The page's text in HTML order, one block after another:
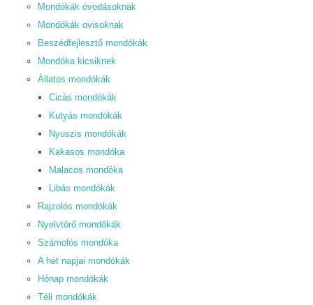
Mondókák óvodásoknak
Mondókák ovisoknak
Beszédfejlesztő mondókák
Mondóka kicsiknek
Állatos mondókák
Cicás mondókák
Kutyás mondókák
Nyuszis mondókák
Kakasos mondóka
Malacos mondóka
Libás mondókák
Rajzolós mondókák
Nyelvtörő mondókák
Számolós mondóka
A hét napjai mondókák
Hónap mondókák
Téli mondókák